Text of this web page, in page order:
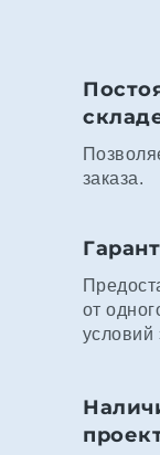
заказа.
от
условий